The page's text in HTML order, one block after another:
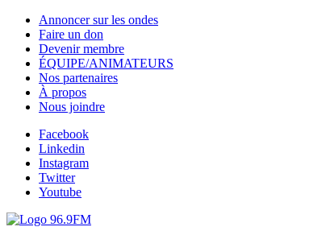
Annoncer sur les ondes
Faire un don
Devenir membre
ÉQUIPE/ANIMATEURS
Nos partenaires
À propos
Nous joindre
Facebook
Linkedin
Instagram
Twitter
Youtube